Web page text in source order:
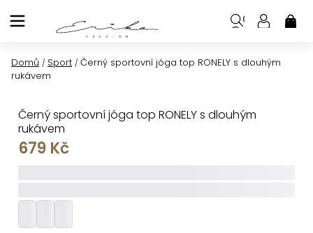
na
Domů / Sport / Černý sportovní jóga top RONELY s dlouhým
rukávem
Černý sportovní jóga top RONELY s dlouhým
rukávem
679 Kč